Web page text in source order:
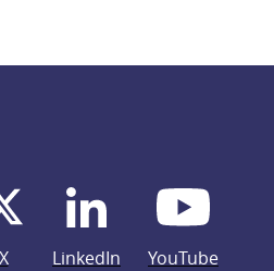
X LinkedIn
YouTube